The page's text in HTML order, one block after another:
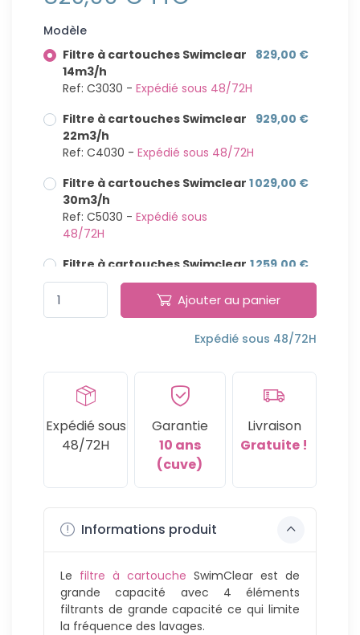
Modèle
Filtre à cartouches Swimclear
14m3/h
Ref: C3030 - Expédié sous 48/72H
829,00 €
Filtre à cartouches Swimclear
22m3/h
Ref: C4030 - Expédié sous 48/72H
929,00 €
Filtre à cartouches Swimclear
30m3/h
Ref: C5030 - Expédié sous
48/72H
1 029,00 €
Filtre à cartouches Swimclear
35m3/h
Expédié sous
48/72H
1 259,00 €
Ajouter au panier
Expédié sous 48/72H
Expédié sous
48/72H
Garantie
10 ans
(cuve)
Livraison
Gratuite !
Informations produit
Le filtre à cartouche SwimClear est de
grande capacité avec 4 éléments
filtrants de grande capacité ce qui limite
la fréquence des lavages.